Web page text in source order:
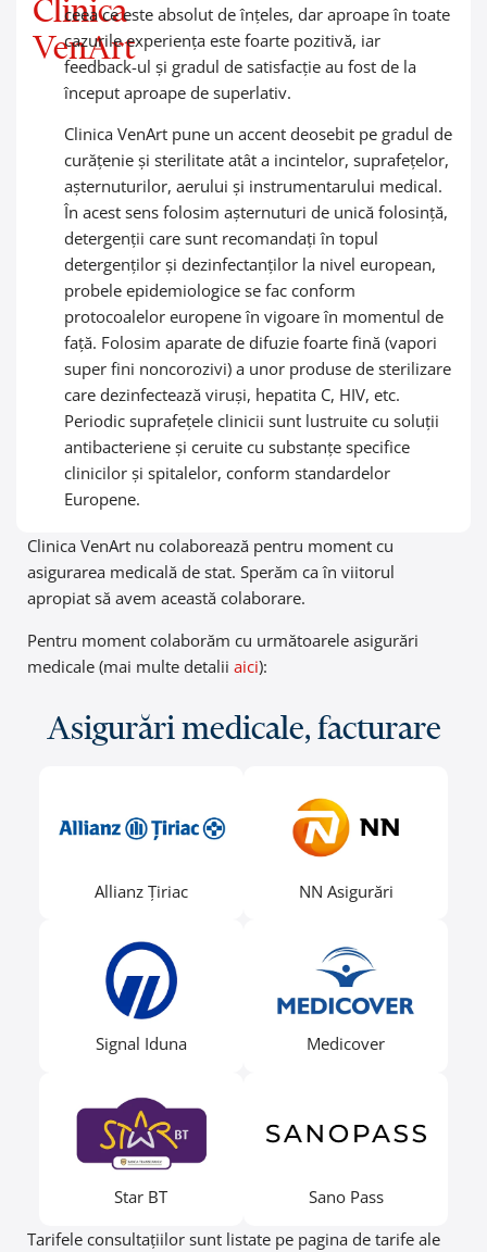
Clinica
VenArt
ceea ce este absolut de înțeles, dar aproape în toate
cazurile experiența este foarte pozitivă, iar
feedback-ul și gradul de satisfacție au fost de la
început aproape de superlativ.
Clinica VenArt pune un accent deosebit pe gradul de
curățenie și sterilitate atât a incintelor, suprafețelor,
așternuturilor, aerului și instrumentarului medical.
În acest sens folosim așternuturi de unică folosință,
detergenții care sunt recomandați în topul
detergenților și dezinfectanților la nivel european,
probele epidemiologice se fac conform
protocoalelor europene în vigoare în momentul de
față. Folosim aparate de difuzie foarte fină (vapori
super fini noncorozivi) a unor produse de sterilizare
care dezinfectează viruși, hepatita C, HIV, etc.
Periodic suprafețele clinicii sunt lustruite cu soluții
antibacteriene și ceruite cu substanțe specifice
clinicilor și spitalelor, conform standardelor
Europene.
Clinica VenArt nu colaborează pentru moment cu
asigurarea medicală de stat. Sperăm ca în viitorul
apropiat să avem această colaborare.
Pentru moment colaborăm cu următoarele asigurări
medicale (mai multe detalii aici):
Asigurări medicale, facturare
Allianz Țiriac NN Asigurări
Signal Iduna Medicover
Star BT
Sano Pass
Tarifele consultațiilor sunt listate pe pagina de tarife ale